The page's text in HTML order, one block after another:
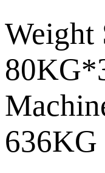
Weight
636KG